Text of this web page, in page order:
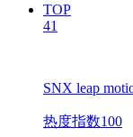
TOP
41
SNX leap
热度指数100